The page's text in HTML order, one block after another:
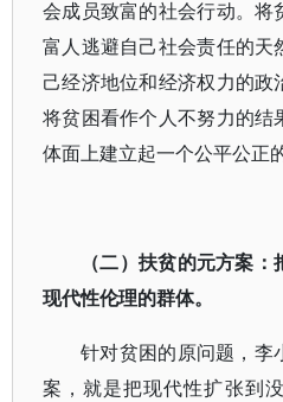
会成员致富的社会行动。将
富人逃避自己社会责任的天
己经济地位和经济权力的政
将贫困看作个人不努力的
体面上建立起一个公平公正
（二）扶贫的元方案
现代性伦理的群体。
针对贫困的原问题，李
案，就是把现代性扩张到